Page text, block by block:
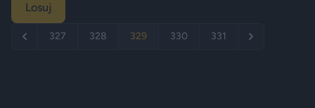
Losuj
327 328 329 330 331